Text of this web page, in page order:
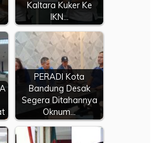
Kaltara Kuker Ke
IKN…
PERADI Kota
Bandung Desak
Segera Ditahannya
Oknum…